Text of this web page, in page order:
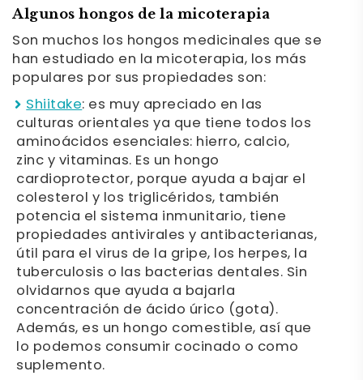
Algunos hongos de la micoterapia
Son muchos los hongos medicinales que se
han estudiado en la micoterapia, los más
populares por sus propiedades son:
Shiitake: es muy apreciado en las
culturas orientales ya que tiene todos los
aminoácidos esenciales: hierro, calcio,
zinc y vitaminas. Es un hongo
cardioprotector, porque ayuda a bajar el
colesterol y los triglicéridos, también
potencia el sistema inmunitario, tiene
propiedades antivirales y antibacterianas,
útil para el virus de la gripe, los herpes, la
tuberculosis o las bacterias dentales. Sin
olvidarnos que ayuda a bajarla
concentración de ácido úrico (gota).
Además, es un hongo comestible, así que
lo podemos consumir cocinado o como
suplemento.